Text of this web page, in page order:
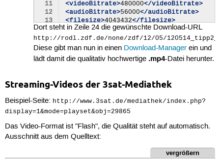
11
12
13
14
15
16
17
18
21
22
23
24
26
27
<videoBitrate>480000</videoBitrate>
<audioBitrate>56000</audioBitrate>
<filesize>4043432</filesize>
−
<facets>
<facet>restriction_useragent</facet>
</facets>
</formitaet>
<formitaet
basetype=
<quality> veryhigh</quality>
<url>
<ratio>16:9</ratio>
<height>480
</videoBitrate>
Dort steht in Zeile 24 die gewünschte Download-URL
http://rodl.zdf.de/none/zdf/12/05/
Diese gibt man nun in einen Download-Manager ein und
lädt damit die qualitativ hochwertige .mp4-Datei herunter.
Streaming-Videos der 3sat-Mediathek
Beispiel-Seite: http://www.3sat.de/mediathek/index.php?
display=1&mode=playset&obj=29865
Das Video-Format ist "Flash", die Qualität steht auf automatisch.
Ausschnitt aus dem Quelltext:
vergrößern